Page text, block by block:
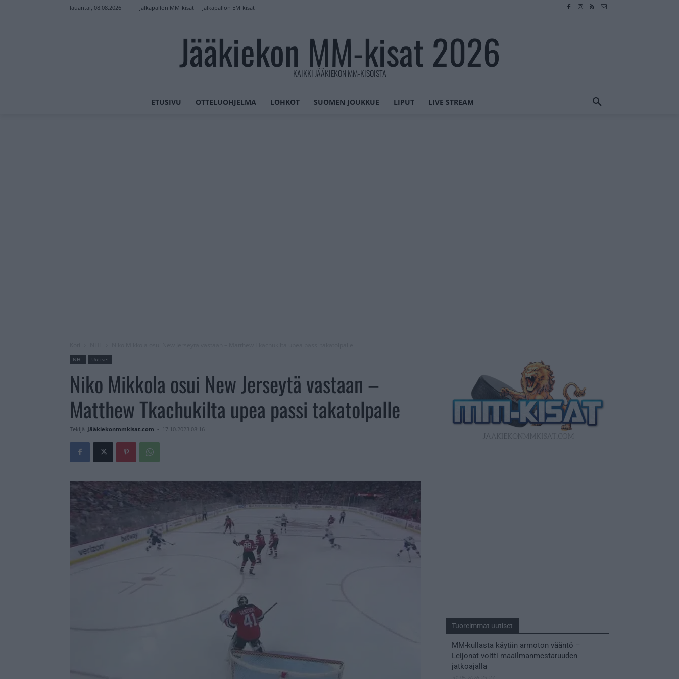
lauantai, 08.08.2026 Jalkapallon MM-kisat Jalkapallon EM-kisat
Jääkiekon MM-kisat 2026
KAIKKI JÄÄKIEKON MM-KISOISTA
ETUSIVU OTTELUOHJELMA LOHKOT SUOMEN JOUKKUE LIPUT LIVE STREAM
NHL Uutiset
Niko Mikkola osui New Jerseytä vastaan –
Matthew Tkachukilta upea passi takatolpalle
Tekijä Jääkiekonmmkisat.com - 17.10.2023 08:16
Tuoreimmat uutiset
MM-kullasta käytiin armoton vääntö –
Leijonat voitti maailmanmestaruuden
jatkoajalla